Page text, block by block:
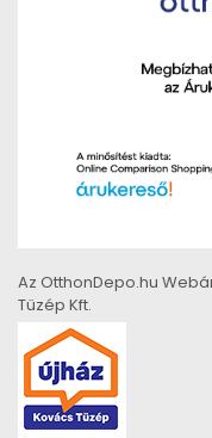
Az OtthonDepo.hu
Tüzép Kft.